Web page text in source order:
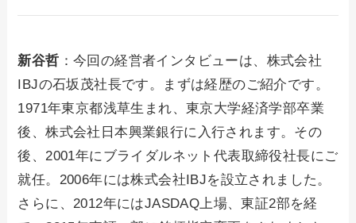
新谷哲 ：今回の経営者インタビューは、株式会社
IBJの石坂茂社長です。まずは経歴のご紹介です。
1971年東京都浅草生まれ、東京大学経済学部卒業
後、株式会社日本興業銀行に入行されます。その
後、2001年にブライダルネット代表取締役社長にご
就任。2006年には株式会社IBJを設立されました。
さらに、2012年にはJASDAQ上場、東証2部を経